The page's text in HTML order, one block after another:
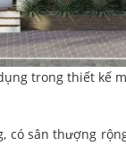
trong thiết kế
có sân thượng